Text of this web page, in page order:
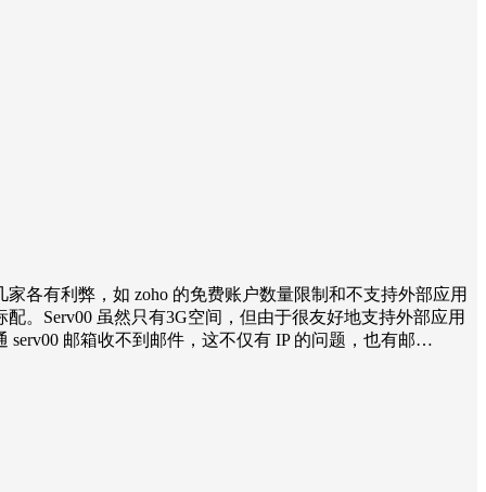
各有利弊，如 zoho 的免费账户数量限制和不支持外部应用
。Serv00 虽然只有3G空间，但由于很友好地支持外部应用
邮箱收不到邮件，这不仅有 IP 的问题，也有邮…